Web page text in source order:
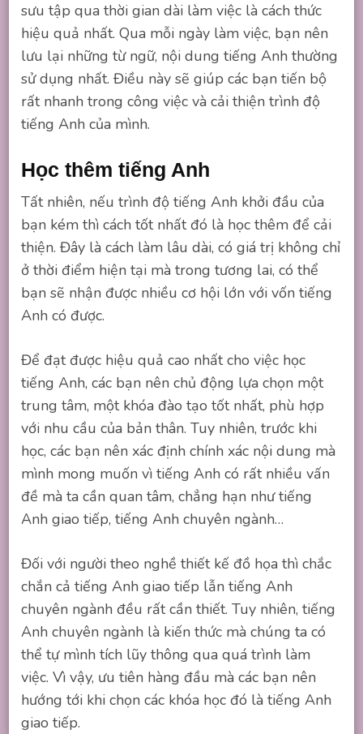
sưu tập qua thời gian dài làm việc là cách thức
hiệu quả nhất. Qua mỗi ngày làm việc, bạn nên
lưu lại những từ ngữ, nội dung tiếng Anh thường
sử dụng nhất. Điều này sẽ giúp các bạn tiến bộ
rất nhanh trong công việc và cải thiện trình độ
tiếng Anh của mình.
Học thêm tiếng Anh
Tất nhiên, nếu trình độ tiếng Anh khởi đầu của
bạn kém thì cách tốt nhất đó là học thêm để cải
thiện. Đây là cách làm lâu dài, có giá trị không chỉ
ở thời điểm hiện tại mà trong tương lai, có thể
bạn sẽ nhận được nhiều cơ hội lớn với vốn tiếng
Anh có được.
Để đạt được hiệu quả cao nhất cho việc học
tiếng Anh, các bạn nên chủ động lựa chọn một
trung tâm, một khóa đào tạo tốt nhất, phù hợp
với nhu cầu của bản thân. Tuy nhiên, trước khi
học, các bạn nên xác định chính xác nội dung mà
mình mong muốn vì tiếng Anh có rất nhiều vấn
đề mà ta cần quan tâm, chẳng hạn như tiếng
Anh giao tiếp, tiếng Anh chuyên ngành…
Đối với người theo nghề thiết kế đồ họa thì chắc
chắn cả tiếng Anh giao tiếp lẫn tiếng Anh
chuyên ngành đều rất cần thiết. Tuy nhiên, tiếng
Anh chuyên ngành là kiến thức mà chúng ta có
thể tự mình tích lũy thông qua quá trình làm
việc. Vì vậy, ưu tiên hàng đầu mà các bạn nên
hướng tới khi chọn các khóa học đó là tiếng Anh
giao tiếp.